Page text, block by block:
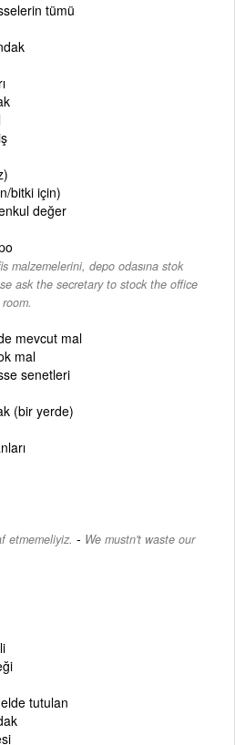
tümü
bitki için)
değer
malzemelerini, depo odasına stok
ask the secretary to stock the office
mevcut mal
mal
senetleri
(bir yerde)
etmemeliyiz. - We mustn't waste our
tutulan